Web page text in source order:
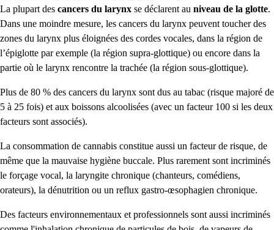
La plupart des cancers du larynx se déclarent au niveau de la glotte.
Dans une moindre mesure, les cancers du larynx peuvent toucher des
zones du larynx plus éloignées des cordes vocales, dans la région de
l’épiglotte par exemple (la région supra-glottique) ou encore dans la
partie où le larynx rencontre la trachée (la région sous-glottique).
Plus de 80 % des cancers du larynx sont dus au tabac (risque majoré de
5 à 25 fois) et aux boissons alcoolisées (avec un facteur 100 si les deux
facteurs sont associés).
La consommation de cannabis constitue aussi un facteur de risque, de
même que la mauvaise hygiène buccale. Plus rarement sont incriminés
le forçage vocal, la laryngite chronique (chanteurs, comédiens,
orateurs), la dénutrition ou un reflux gastro-œsophagien chronique.
Des facteurs environnementaux et professionnels sont aussi incriminés